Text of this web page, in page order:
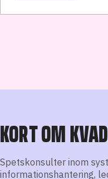
KORT OM
Spetskonsulter inom
informationshantering,